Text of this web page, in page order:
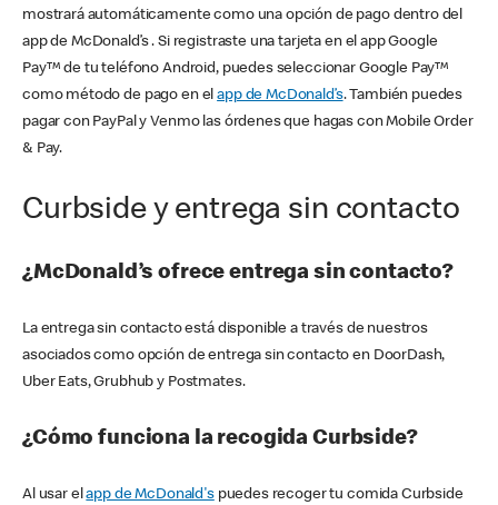
mostrará automáticamente como una opción de pago dentro del
app de McDonald’s . Si registraste una tarjeta en el app Google
Pay™ de tu teléfono Android, puedes seleccionar Google Pay™
como método de pago en elapp de McDonald’s. También puedes
pagar con PayPal y Venmo las órdenes que hagas con Mobile Order
& Pay.
Curbside y entrega sin contacto
¿McDonald’s ofrece entrega sin contacto?
La entrega sin contacto está disponible a través de nuestros
asociados como opción de entrega sin contacto en DoorDash,
Uber Eats, Grubhub y Postmates.
¿Cómo funciona la recogida Curbside?
Al usar elapp de McDonald'spuedes recoger tu comida Curbside